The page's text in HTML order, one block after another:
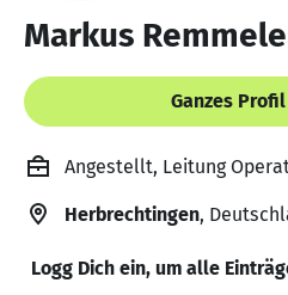
Markus Remmele
Ganzes
Angestellt, Leitung
Herbrechtingen,
Logg Dich ein, um alle